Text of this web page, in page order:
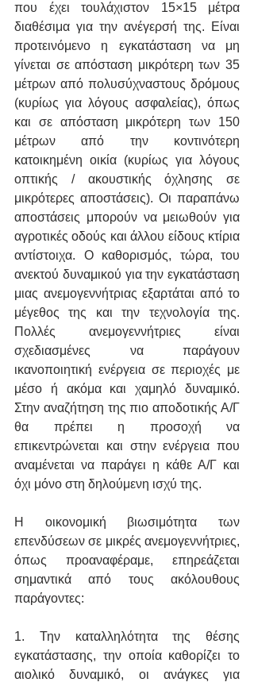
που έχει τουλάχιστον 15×15 μέτρα
διαθέσιμα για την ανέγερσή της. Είναι
προτεινόμενο η εγκατάσταση να μη
γίνεται σε απόσταση μικρότερη των 35
μέτρων από πολυσύχναστους δρόμους
(κυρίως για λόγους ασφαλείας), όπως
και σε απόσταση μικρότερη των 150
μέτρων από την κοντινότερη
κατοικημένη οικία (κυρίως για λόγους
οπτικής / ακουστικής όχλησης σε
μικρότερες αποστάσεις). Οι παραπάνω
αποστάσεις μπορούν να μειωθούν για
αγροτικές οδούς και άλλου είδους κτίρια
αντίστοιχα. Ο καθορισμός, τώρα, του
ανεκτού δυναμικού για την εγκατάσταση
μιας ανεμογεννήτριας εξαρτάται από το
μέγεθος της και την τεχνολογία της.
Πολλές ανεμογεννήτριες είναι
σχεδιασμένες να παράγουν
ικανοποιητική ενέργεια σε περιοχές με
μέσο ή ακόμα και χαμηλό δυναμικό.
Στην αναζήτηση της πιο αποδοτικής Α/Γ
θα πρέπει η προσοχή να
επικεντρώνεται και στην ενέργεια που
αναμένεται να παράγει η κάθε Α/Γ και
όχι μόνο στη δηλούμενη ισχύ της.
Η οικονομική βιωσιμότητα των
επενδύσεων σε μικρές ανεμογεννήτριες,
όπως προαναφέραμε, επηρεάζεται
σημαντικά από τους ακόλουθους
παράγοντες:
1. Την καταλληλότητα της θέσης
εγκατάστασης, την οποία καθορίζει το
αιολικό δυναμικό, οι ανάγκες για